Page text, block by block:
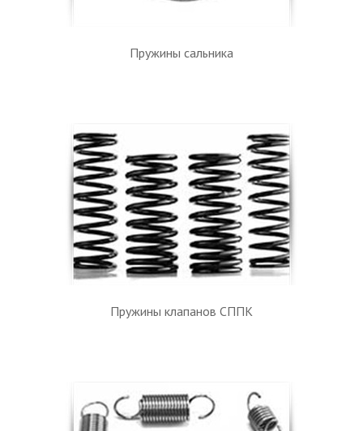
Пружины сальника
Пружины клапанов СППК